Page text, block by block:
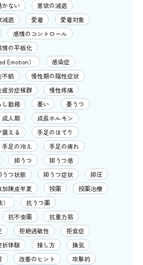
かない
意欲の減退
減退 愛着
愛着対象
感情のコントロール
情の平板化
Emotion）
感染症
不眠
慢性期の陰性症状
疲労症候群
慢性疼痛
し勤務 憂い
憂うつ
成人期
成長ホルモン
震える
手足のほてり
手足の冷え
手足の痺れ
抑うつ
抑うつ感
うつ状態 抑うつ症状
抑圧
加陳皮半夏 投薬
投薬治療
抗うつ薬
抗不安薬
抗重力筋
拒絶過敏性
拒食症
折体験 接し方
換気
改善のヒント 攻撃的